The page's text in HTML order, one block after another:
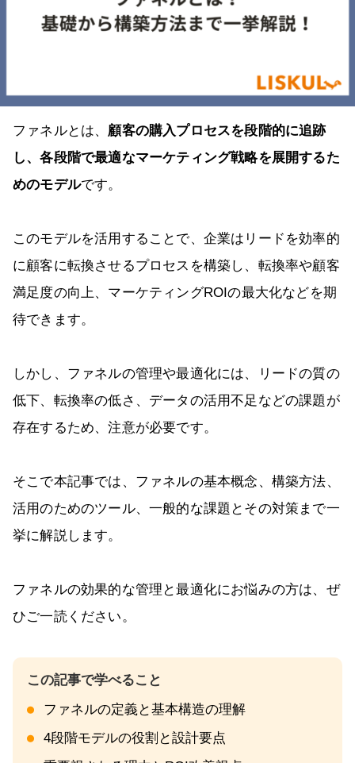
ファネルとは、 顧客の購入プロセスを段階的に追跡
し、各段階で最適なマーケティング戦略を展開するた
めのモデルです。
このモデルを活用することで、企業はリードを効率的
に顧客に転換させるプロセスを構築し、転換率や顧客
満足度の向上、マーケティングROIの最大化などを期
待できます。
しかし、ファネルの管理や最適化には、リードの質の
低下、転換率の低さ、データの活用不足などの課題が
存在するため、注意が必要です。
そこで本記事では、ファネルの基本概念、構築方法、
活用のためのツール、一般的な課題とその対策まで一
挙に解説します。
ファネルの効果的な管理と最適化にお悩みの方は、ぜ
ひご一読ください。
ファネルの定義と基本構造の理解
4段階モデルの役割と設計要点